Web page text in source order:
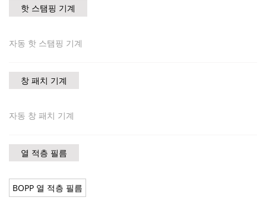
핫 스탬핑 기계
자동 핫 스탬핑 기계
창 패치 기계
자동 창 패치 기계
열 적층 필름
BOPP 열 적층 필름